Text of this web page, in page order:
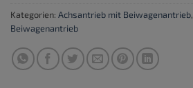
Kategorien: Achsantrieb mit Beiwagenantrieb,
Beiwagenantrieb